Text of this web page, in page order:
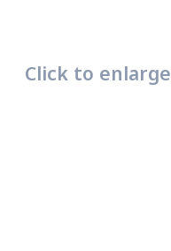
Click to enlarge